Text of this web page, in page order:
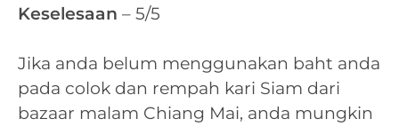
Keselesaan – 5/5
Jika anda belum menggunakan baht anda
pada colok dan rempah kari Siam dari
bazaar malam Chiang Mai, anda mungkin